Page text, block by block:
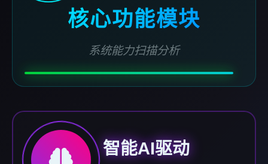
核心功能模块
系统能力扫描分析
智能AI驱动